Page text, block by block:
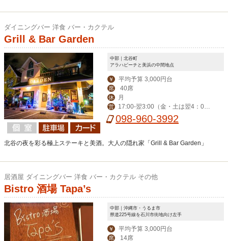
ダイニングバー 洋食 バー・カクテル
Grill & Bar Garden
中部｜北谷町
アラハビーチと美浜の中間地点
￥ 平均予算 3,000円台
席 40席
休 月
営
17:00-翌3:00（金・土は翌4：00
迄） ※ハッピーアワー17:00-19:00
098-960-3992
北谷の夜を彩る極上ステーキと美酒。大人の隠れ家「Grill & Bar Garden」
居酒屋 ダイニングバー 洋食 バー・カクテル その他
Bistro 酒場 Tapa’s
中部｜沖縄市・うるま市
県道225号線を石川市街地向け左手
￥ 平均予算 3,000円台
席 14席